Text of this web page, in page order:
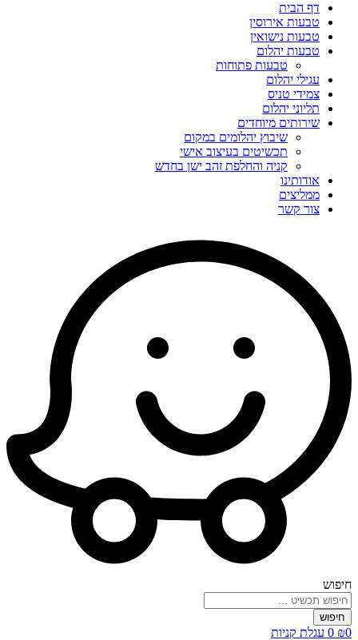
דף הבית
טבעות אירוסין
טבעות נישואין
טבעות יהלום
טבעות פתוחות
עגילי יהלום
צמידי טניס
תליוני יהלום
שירותים מיוחדים
שיבוץ יהלומים במקום
תכשיטים בעיצוב אישי
קניה והחלפת זהב ישן בחדש
אודותינו
ממליצים
צור קשר
חיפוש
חיפוש
₪0
0 עגלת קניות